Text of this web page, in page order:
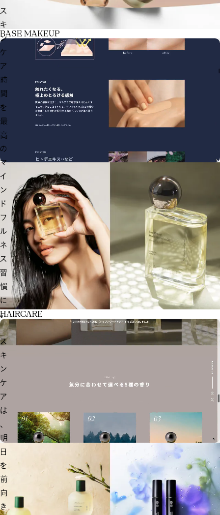
ス
キ
ン
ケ
ア
時
間
を
最
高
の
マ
イ
ン
ド
フ
ル
ネ
ス
習
慣
に
。
ス
キ
ン
ケ
ア
は
、
明
日
を
前
向
き
BASE MAKEUP
HAIRCARE